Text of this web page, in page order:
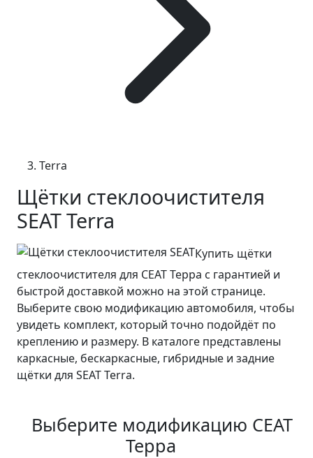
Terra
Щётки стеклоочистителя
SEAT Terra
Купить щётки
стеклоочистителя для СЕАТ Терра с гарантией и
быстрой доставкой можно на этой странице.
Выберите свою модификацию автомобиля, чтобы
увидеть комплект, который точно подойдёт по
креплению и размеру. В каталоге представлены
каркасные, бескаркасные, гибридные и задние
щётки для SEAT Terra.
Выберите модификацию СЕАТ
Терра